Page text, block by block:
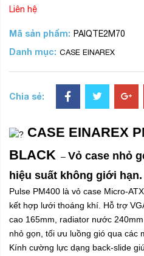
Liên hệ
Mã sản phẩm: PAIQTE2M70
Danh mục: CASE EINAREX
Chia sẻ:
CASE EINAREX
BLACK – Vỏ case nhỏ
hiệu suất không giới hạn.
Pulse PM400 là vỏ case Micro-
kết hợp lưới thoáng khí. Hỗ trợ
cao 165mm, radiator nước
nhỏ gọn, tối ưu luồng gió qua các
Kính cường lực dạng back-slide